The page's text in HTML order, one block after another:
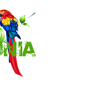
a
de la
de Puyo.
el Rio Puyo
Japón